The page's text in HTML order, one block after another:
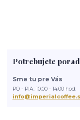
Potrebujete
Sme tu pre Vás
PO - PIA: 10:00 - 14:00 hod.